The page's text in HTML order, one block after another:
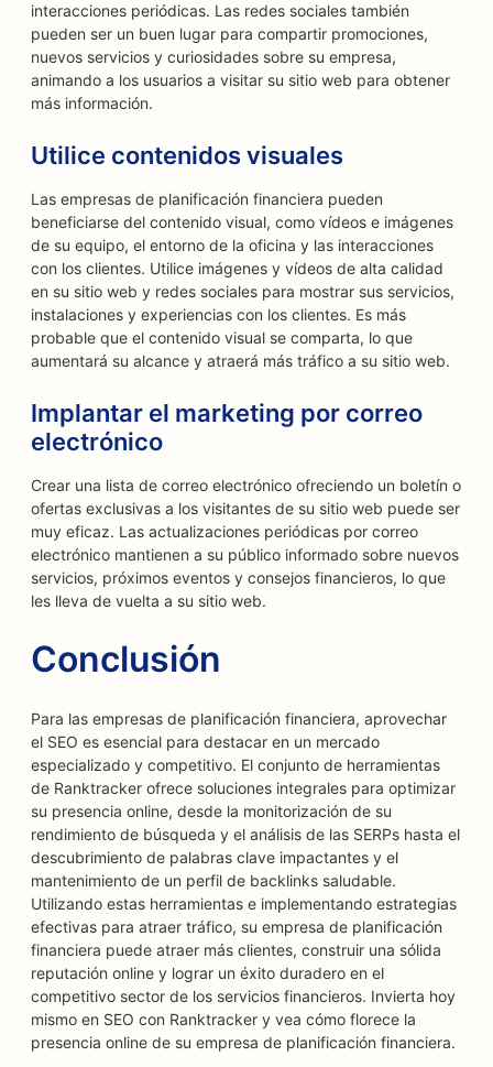
interacciones periódicas. Las redes sociales también
pueden ser un buen lugar para compartir promociones,
nuevos servicios y curiosidades sobre su empresa,
animando a los usuarios a visitar su sitio web para obtener
más información.
Utilice contenidos visuales
Las empresas de planificación financiera pueden
beneficiarse del contenido visual, como vídeos e imágenes
de su equipo, el entorno de la oficina y las interacciones
con los clientes. Utilice imágenes y vídeos de alta calidad
en su sitio web y redes sociales para mostrar sus servicios,
instalaciones y experiencias con los clientes. Es más
probable que el contenido visual se comparta, lo que
aumentará su alcance y atraerá más tráfico a su sitio web.
Implantar el marketing por correo
electrónico
Crear una lista de correo electrónico ofreciendo un boletín o
ofertas exclusivas a los visitantes de su sitio web puede ser
muy eficaz. Las actualizaciones periódicas por correo
electrónico mantienen a su público informado sobre nuevos
servicios, próximos eventos y consejos financieros, lo que
les lleva de vuelta a su sitio web.
Conclusión
Para las empresas de planificación financiera, aprovechar
el SEO es esencial para destacar en un mercado
especializado y competitivo. El conjunto de herramientas
de Ranktracker ofrece soluciones integrales para optimizar
su presencia online, desde la monitorización de su
rendimiento de búsqueda y el análisis de las SERPs hasta el
descubrimiento de palabras clave impactantes y el
mantenimiento de un perfil de backlinks saludable.
Utilizando estas herramientas e implementando estrategias
efectivas para atraer tráfico, su empresa de planificación
financiera puede atraer más clientes, construir una sólida
reputación online y lograr un éxito duradero en el
competitivo sector de los servicios financieros. Invierta hoy
mismo en SEO con Ranktracker y vea cómo florece la
presencia online de su empresa de planificación financiera.